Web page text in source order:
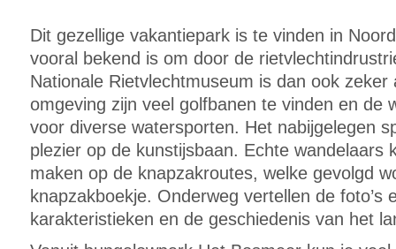
Dit gezellige vakantiepark is te vinden in
vooral bekend is om door de
Nationale Rietvlechtmuseum is dan ook
omgeving zijn veel golfbanen te vinden en de
voor diverse watersporten. Het nabijgelegen
plezier op de kunstijsbaan. Echte wandelaars
maken op de knapzakroutes, welke gevolgd
knapzakboekje. Onderweg vertellen de foto’s
karakteristieken en de geschiedenis van het